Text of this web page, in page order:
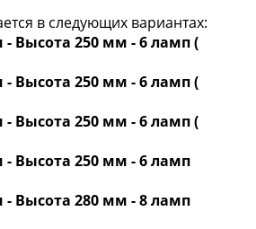
в следующих вариантах:
Высота 250 мм - 6 ламп (
Высота 250 мм - 6 ламп (
Высота 250 мм - 6 ламп (
Высота 250 мм - 6 ламп
Высота 280 мм - 8 ламп